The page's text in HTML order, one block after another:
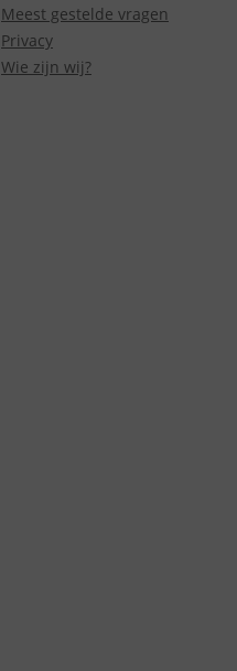
Meest gestelde vragen
Privacy
Wie zijn wij?